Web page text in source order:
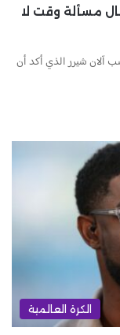
مسألة وقت لا
آلان شيرر الذي أكد أن
الكرة العالمية